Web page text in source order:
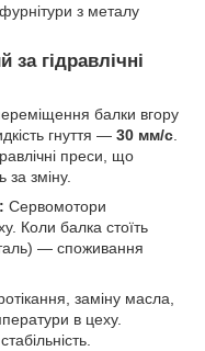
з металу
гідравлічні
балки вгору
гнуття — 30 мм/с
преси, що
за зміну.
Сервомотори
Коли балка стоїть
— споживання
заміну масла,
в цеху.